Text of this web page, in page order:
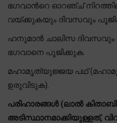
ഭഗവാന്‍റെ ഓറഞ്ച്
വയ്ക്കുകയും ദിവസവും
ഹനുമാൻ ചാലിസ ദിവസവും
ഭഗവാനെ പൂജിക്കുക.
മഹാമൃത്യുജ്ജയ പഥ്
ഉരുവിടുക).
പരിഹാരങ്ങൾ (ലാൽ
അടിസ്ഥാനമാക്കിയുള്ളത്,